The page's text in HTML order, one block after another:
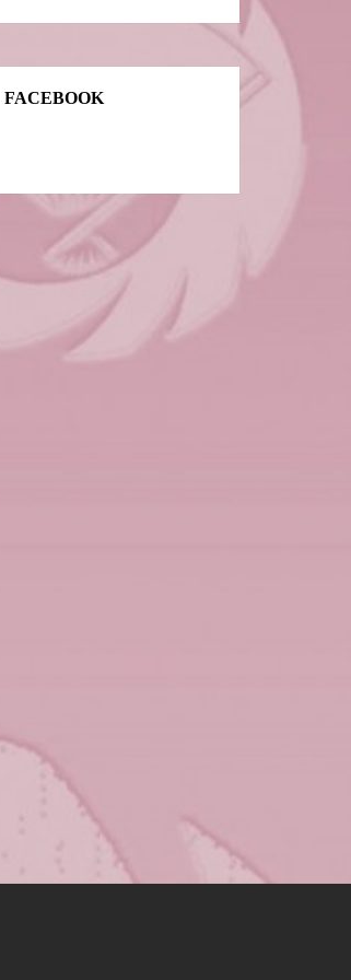
FACEBOOK